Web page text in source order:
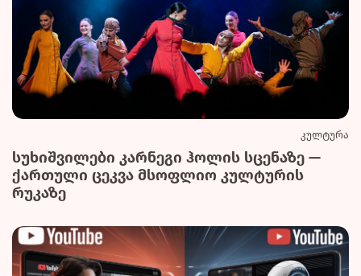
კულტურა
სუხიშვილები კარნეგი ჰოლის სცენაზე —
ქართული ცეკვა მსოფლიო კულტურის
რუკაზე